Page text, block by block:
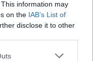
information may
on the IAB’s List of
disclose it to other
one or more Google
της Ενιαίας
gov.gr,
kai-
parokhoi-